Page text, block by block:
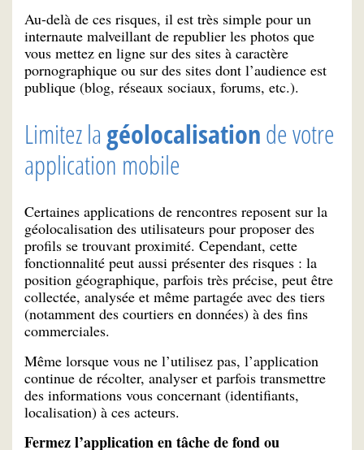
Au-delà de ces risques, il est très simple pour un
internaute malveillant de republier les photos que
vous mettez en ligne sur des sites à caractère
pornographique ou sur des sites dont l’audience est
publique (blog, réseaux sociaux, forums, etc.).
Limitez la géolocalisationde votre
application mobile
Certaines applications de rencontres reposent sur la
géolocalisation des utilisateurs pour proposer des
profils se trouvant proximité. Cependant, cette
fonctionnalité peut aussi présenter des risques : la
position géographique, parfois très précise, peut être
collectée, analysée et même partagée avec des tiers
(notamment des courtiers en données) à des fins
commerciales.
Même lorsque vous ne l’utilisez pas, l’application
continue de récolter, analyser et parfois transmettre
des informations vous concernant (identifiants,
localisation) à ces acteurs.
Fermez l’application en tâche de fond ou